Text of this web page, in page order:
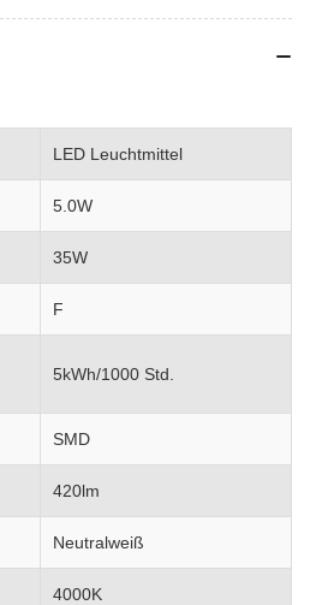
LED Leuchtmittel
5.0W
35W
F
5kWh/1000 Std.
SMD
420lm
Neutralweiß
4000K